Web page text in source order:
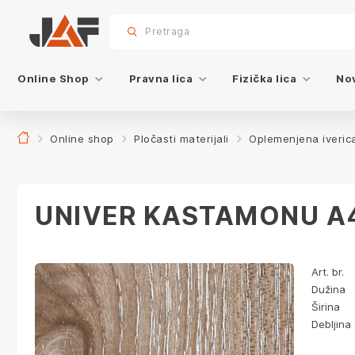
sr.skip-to.main-content
sr.skip-to.table-of-contents
sr.skip-to.main-navigation
Pretraga
Online Shop Pravna lica Fizička lica
Online shop Pločasti materijali Oplemenjena
UNIVER KASTAMONU
Art. br.
Dužina
Širina
Debljina